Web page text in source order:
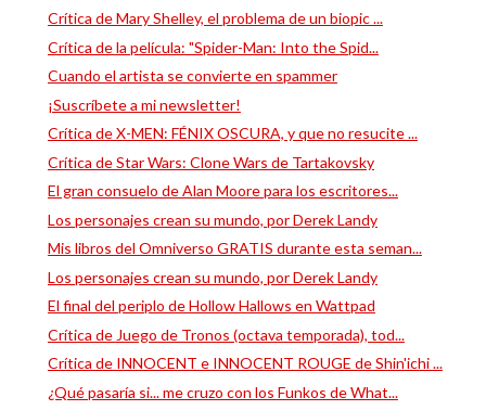
Crítica de Mary Shelley, el problema de un biopic ...
Crítica de la película: "Spider-Man: Into the Spid...
Cuando el artista se convierte en spammer
¡Suscríbete a mi newsletter!
Crítica de X-MEN: FÉNIX OSCURA, y que no resucite ...
Crítica de Star Wars: Clone Wars de Tartakovsky
El gran consuelo de Alan Moore para los escritores...
Los personajes crean su mundo, por Derek Landy
Mis libros del Omniverso GRATIS durante esta seman...
Los personajes crean su mundo, por Derek Landy
El final del periplo de Hollow Hallows en Wattpad
Crítica de Juego de Tronos (octava temporada), tod...
Crítica de INNOCENT e INNOCENT ROUGE de Shin'ichi ...
¿Qué pasaría si... me cruzo con los Funkos de What...